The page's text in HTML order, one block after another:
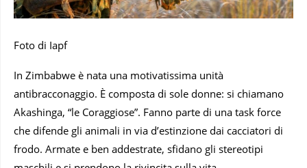
Foto di Iapf
In Zimbabwe è nata una motivatissima unità
antibracconaggio. È composta di sole donne: si chiamano
Akashinga, “le Coraggiose”. Fanno parte di una task force
che difende gli animali in via d’estinzione dai cacciatori di
frodo. Armate e ben addestrate, sfidano gli stereotipi